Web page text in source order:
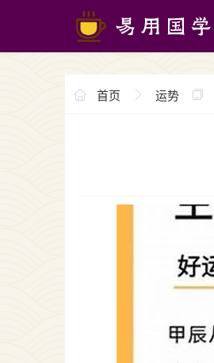
首页 运势